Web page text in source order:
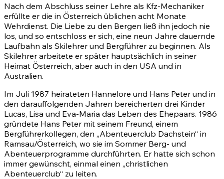
Nach dem Abschluss seiner Lehre als Kfz-Mechaniker
erfüllte er die in Österreich üblichen acht Monate
Wehrdienst. Die Liebe zu den Bergen ließ ihn jedoch nie
los, und so entschloss er sich, eine neun Jahre dauernde
Laufbahn als Skilehrer und Bergführer zu beginnen. Als
Skilehrer arbeitete er später hauptsächlich in seiner
Heimat Österreich, aber auch in den USA und in
Australien.
Im Juli 1987 heirateten Hannelore und Hans Peter und in
den darauffolgenden Jahren bereicherten drei Kinder
Lucas, Lisa und Eva-Maria das Leben des Ehepaars. 1986
gründete Hans Peter mit seinem Freund, einem
Bergführerkollegen, den „Abenteuerclub Dachstein“ in
Ramsau/Österreich, wo sie im Sommer Berg- und
Abenteuerprogramme durchführten. Er hatte sich schon
immer gewünscht, einmal einen „christlichen
Abenteuerclub“ zu leiten.